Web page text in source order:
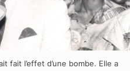
fait l’effet d’une bombe. Elle a